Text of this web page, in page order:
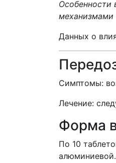
Особенности
механизмами
Данных о
Симптомы:
Лечение:
Форма
По 10
алюминиевой.